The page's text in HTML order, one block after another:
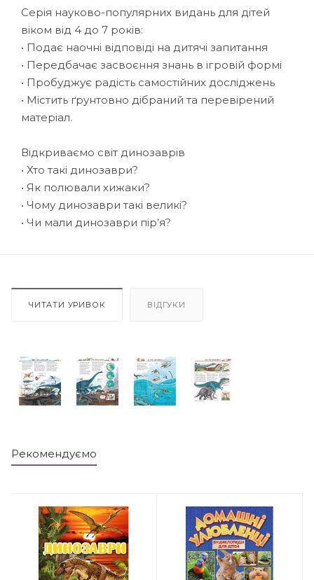
Серія науково-популярних видань для дітей
віком від 4 до 7 років:
• Подає наочні відповіді на дитячі запитання
• Передбачає засвоєння знань в ігровій формі
• Пробуджує радість самостійних досліджень
• Містить ґрунтовно дібраний та перевірений
матеріал.
Відкриваємо світ динозаврів
• Хто такі динозаври?
• Як полювали хижаки?
• Чому динозаври такі великі?
• Чи мали динозаври пір’я?
ЧИТАТИ УРИВОК ВІДГУКИ
Рекомендуємо